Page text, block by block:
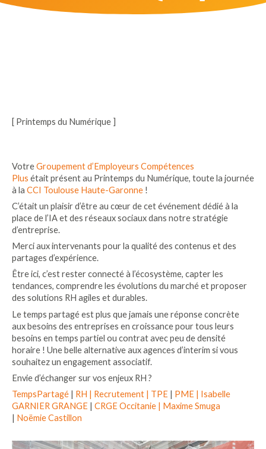
[ Printemps du Numérique ]
VotreGroupement d’Employeurs Compétences
Plus était présent au Printemps du Numérique, toute la journée
à la CCI Toulouse Haute-Garonne !
C’était un plaisir d’être au cœur de cet événement dédié à la
place de l’IA et des réseaux sociaux dans notre stratégie
d’entreprise.
Merci aux intervenants pour la qualité des contenus et des
partages d’expérience.
Être ici, c’est rester connecté à l’écosystème, capter les
tendances, comprendre les évolutions du marché et proposer
des solutions RH agiles et durables.
Le temps partagé est plus que jamais une réponse concrète
aux besoins des entreprises en croissance pour tous leurs
besoins en temps partiel ou contrat avec peu de densité
horaire ! Une belle alternative aux agences d’interim si vous
souhaitez un engagement associatif.
Envie d’échanger sur vos enjeux RH ?
TempsPartagé | RH | Recrutement | TPE | PME | Isabelle
GARNIER GRANGE | CRGE Occitanie | Maxime Smuga
| Noëmie Castillon